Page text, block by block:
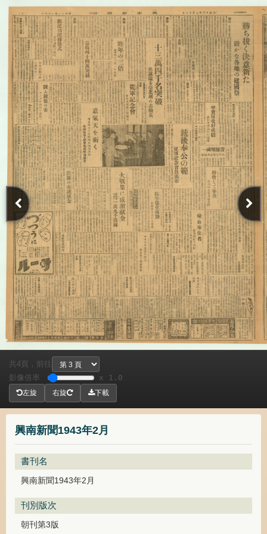
興南新聞1943年2月
書刊名
興南新聞1943年2月
刊別版次
朝刊第3版
共4頁，
前往
影像倍率
x 1.0
左旋 右旋 下載